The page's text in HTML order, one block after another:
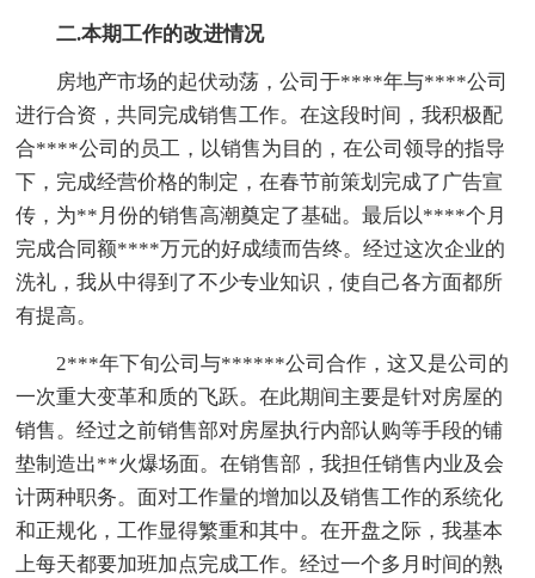
二.本期工作的改进情况
房地产市场的起伏动荡，公司于****年与****公司
进行合资，共同完成销售工作。在这段时间，我积极配
合****公司的员工，以销售为目的，在公司领导的指导
下，完成经营价格的制定，在春节前策划完成了广告宣
传，为**月份的销售高潮奠定了基础。最后以****个月
完成合同额****万元的好成绩而告终。经过这次企业的
洗礼，我从中得到了不少专业知识，使自己各方面都所
有提高。
2***年下旬公司与******公司合作，这又是公司的
一次重大变革和质的飞跃。在此期间主要是针对房屋的
销售。经过之前销售部对房屋执行内部认购等手段的铺
垫制造出**火爆场面。在销售部，我担任销售内业及会
计两种职务。面对工作量的增加以及销售工作的系统化
和正规化，工作显得繁重和其中。在开盘之际，我基本
上每天都要加班加点完成工作。经过一个多月时间的熟